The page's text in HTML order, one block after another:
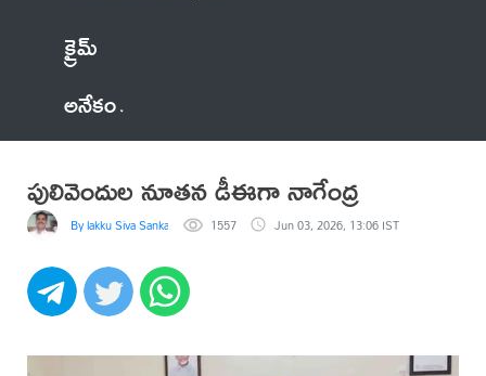
క్రైమ్
అనేకం
పులివెందుల నూతన డీఈగా నాగేంద్ర
By lakku Siva Sankar Reddy 1557 Jun 03, 2026, 13:06 IST